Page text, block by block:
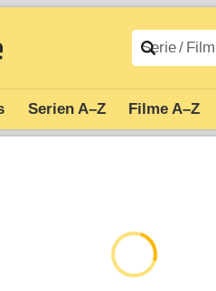
Serien A–Z Filme A–Z